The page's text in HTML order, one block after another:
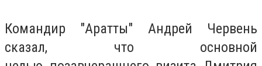
Командир "Аратты" Андрей Червень
сказал, что основной